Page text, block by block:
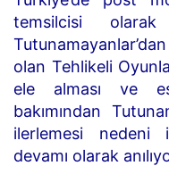
temsilcisi
olan Tehlikeli
ele alması ve
bakımından
ilerlemesi nedeni
devamı olarak